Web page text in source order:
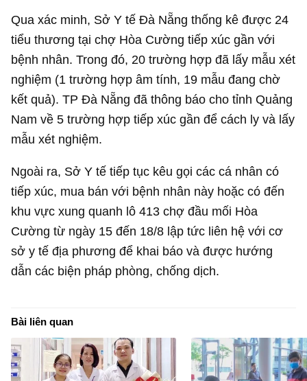
Qua xác minh, Sở Y tế Đà Nẵng thống kê được 24
tiểu thương tại chợ Hòa Cường tiếp xúc gần với
bệnh nhân. Trong đó, 20 trường hợp đã lấy mẫu xét
nghiệm (1 trường hợp âm tính, 19 mẫu đang chờ
kết quả). TP Đà Nẵng đã thông báo cho tỉnh Quảng
Nam về 5 trường hợp tiếp xúc gần để cách ly và lấy
mẫu xét nghiệm.
Ngoài ra, Sở Y tế tiếp tục kêu gọi các cá nhân có
tiếp xúc, mua bán với bệnh nhân này hoặc có đến
khu vực xung quanh lô 413 chợ đầu mối Hòa
Cường từ ngày 15 đến 18/8 lập tức liên hệ với cơ
sở y tế địa phương để khai báo và được hướng
dẫn các biện pháp phòng, chống dịch.
Bài liên quan